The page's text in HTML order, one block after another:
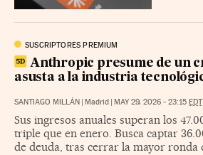
SUSCRIPTORES PREMIUM
Anthropic presume de un
asusta a la industria
SANTIAGO MILLÁN Madrid MAY 29, 2026 - 23:15 EDT
Sus ingresos anuales superan los
triple que en enero. Busca captar
de deuda, tras cerrar la mayor ronda